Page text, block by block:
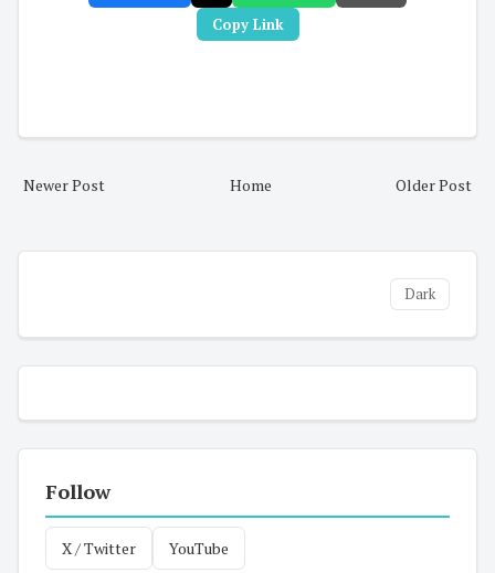
Copy Link
Newer Post Older Post
Home
Dark
Follow
X / Twitter YouTube